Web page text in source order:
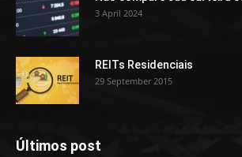
3 April 2024
REITs Residenciais
29 September 2015
Últimos post